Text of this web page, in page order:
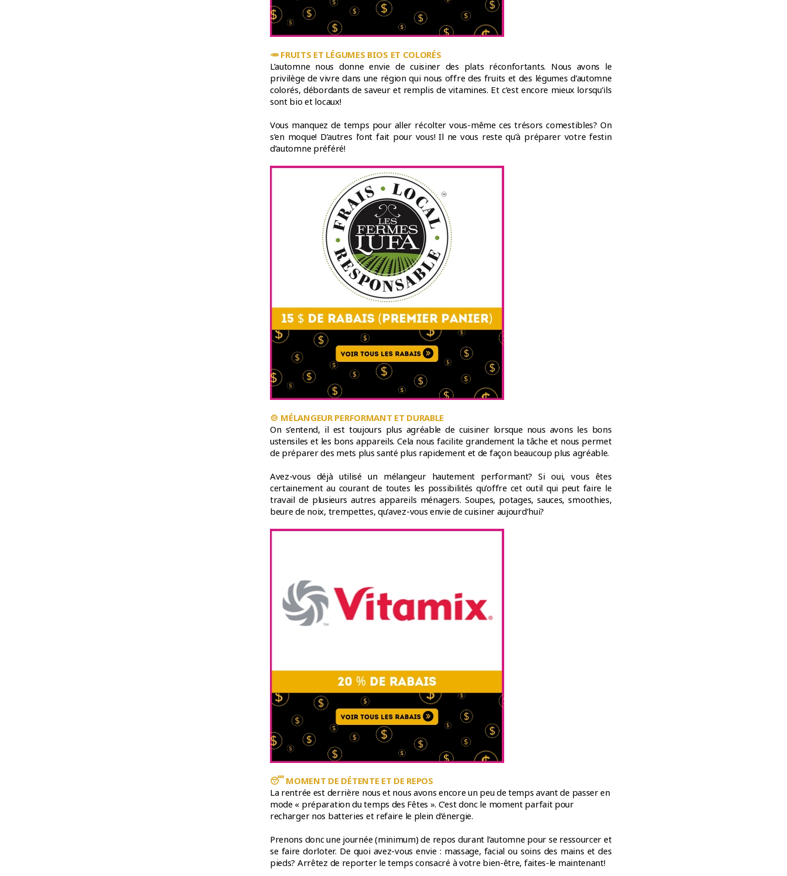
🥕FRUITS ET LÉGUMES BIOS ET COLORÉS
L’automne nous donne envie de cuisiner des plats réconfortants. Nous avons le
privilège de vivre dans une région qui nous offre des fruits et des légumes d’automne
colorés, débordants de saveur et remplis de vitamines. Et c’est encore mieux lorsqu’ils
sont bio et locaux!
Vous manquez de temps pour aller récolter vous-même ces trésors comestibles? On
s’en moque! D’autres l’ont fait pour vous! Il ne vous reste qu’à préparer votre festin
d’automne préféré!
🍲 MÉLANGEUR PERFORMANT ET DURABLE
On s’entend, il est toujours plus agréable de cuisiner lorsque nous avons les bons
ustensiles et les bons appareils. Cela nous facilite grandement la tâche et nous permet
de préparer des mets plus santé plus rapidement et de façon beaucoup plus agréable.
Avez-vous déjà utilisé un mélangeur hautement performant? Si oui, vous êtes
certainement au courant de toutes les possibilités qu’offre cet outil qui peut faire le
travail de plusieurs autres appareils ménagers. Soupes, potages, sauces, smoothies,
beure de noix, trempettes, qu’avez-vous envie de cuisiner aujourd’hui?
😴MOMENT DE DÉTENTE ET DE REPOS
La rentrée est derrière nous et nous avons encore un peu de temps avant de passer en
mode « préparation du temps des Fêtes ». C’est donc le moment parfait pour
recharger nos batteries et refaire le plein d’énergie.
Prenons donc une journée (minimum) de repos durant l’automne pour se ressourcer et
se faire dorloter. De quoi avez-vous envie : massage, facial ou soins des mains et des
pieds? Arrêtez de reporter le temps consacré à votre bien-être, faites-le maintenant!